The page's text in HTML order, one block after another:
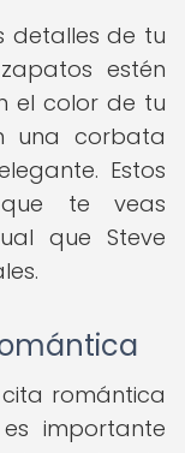
detalles de tu
estén
el color de tu
una corbata
Estos
te veas
que Steve
romántica
importante